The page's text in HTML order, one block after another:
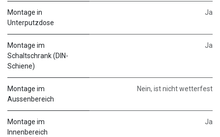
Montage in
Unterputzdose
Ja
Montage im
Schaltschrank (DIN-
Schiene)
Ja
Montage im
Aussenbereich
Nein, ist nicht wetterfest
Montage im
Innenbereich
Ja